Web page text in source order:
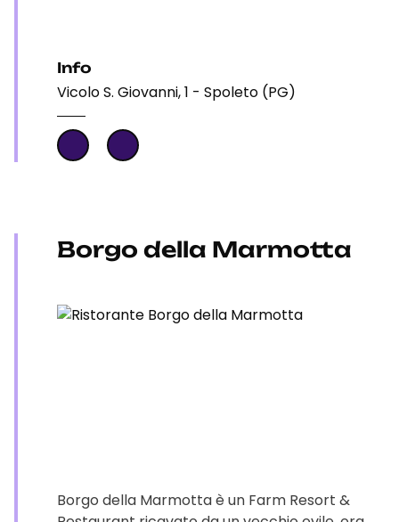
Info
Vicolo S. Giovanni, 1 - Spoleto (PG)
Borgo della Marmotta
Borgo della Marmotta è un Farm Resort &